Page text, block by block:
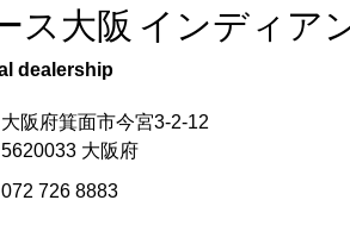
ス大阪 インディア
dealership
大阪府箕面市今宮3-2-12
5620033 大阪府
072 726 8883